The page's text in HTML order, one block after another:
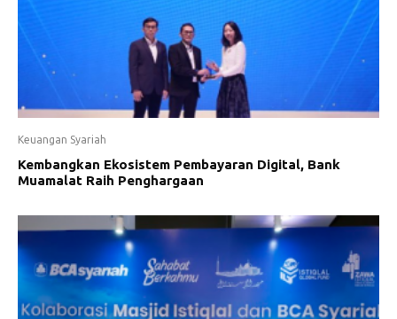
Keuangan Syariah
Kembangkan Ekosistem Pembayaran Digital, Bank
Muamalat Raih Penghargaan